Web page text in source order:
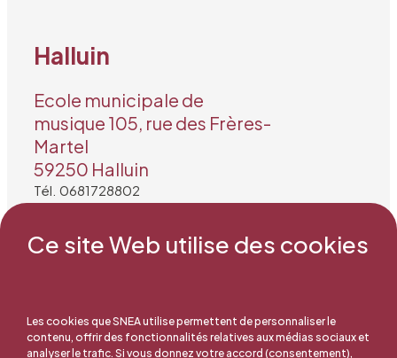
Ce site Web utilise des cookies
Les cookies que SNEA utilise permettent de personnaliser le
contenu, offrir des fonctionnalités relatives aux médias sociaux et
analyser le trafic. Si vous donnez votre accord (consentement),
Halluin
Ecole municipale de
musique 105, rue des Frères-
Martel
59250 Halluin
Tél. 0681728802